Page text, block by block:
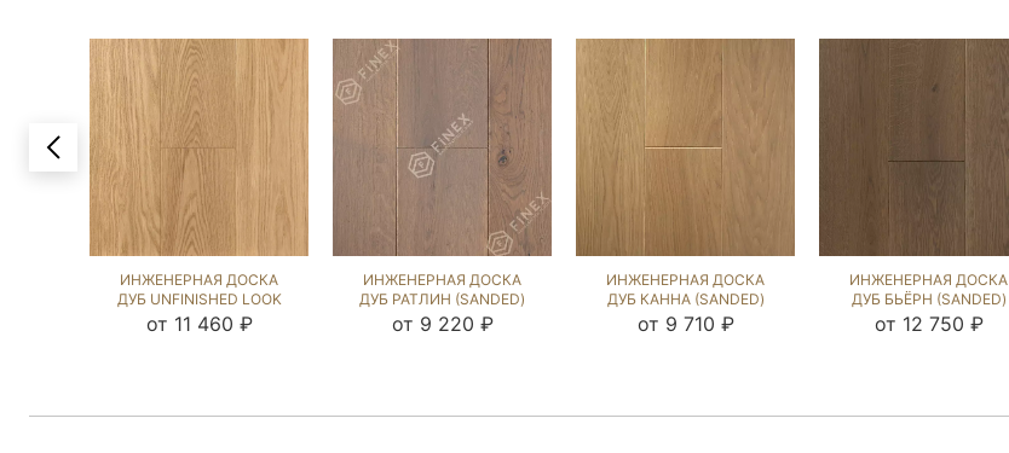
ИНЖЕНЕРНАЯ ДОСКА
ДУБ UNFINISHED LOOK
UNI (BRUSHED) 423891
от 11 460 ₽
ИНЖЕНЕРНАЯ ДОСКА
ДУБ РАТЛИН (SANDED)
867179
от 9 220 ₽
ИНЖЕНЕРНАЯ ДОСКА
ДУБ КАННА (SANDED)
412937
от 9 710 ₽
ИНЖЕНЕРНАЯ ДОСКА
ДУБ БЬЁРН (SANDED)
202865
от 12 750 ₽